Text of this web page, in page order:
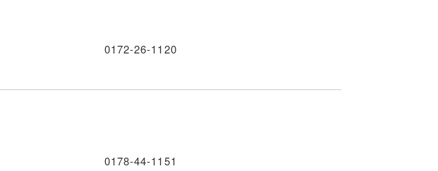
0172-26-1120
0178-44-1151